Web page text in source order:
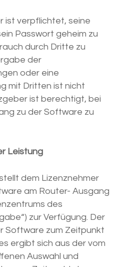
ist verpflichtet, seine
Passwort geheim zu
durch Dritte zu
der
oder eine
mit Dritten ist nicht
ist berechtigt, bei
zu der Software zu
Leistung
dem Lizenznehmer
am Router- Ausgang
des
zur Verfügung. Der
Software zum Zeitpunkt
ergibt sich aus der vom
Auswahl und